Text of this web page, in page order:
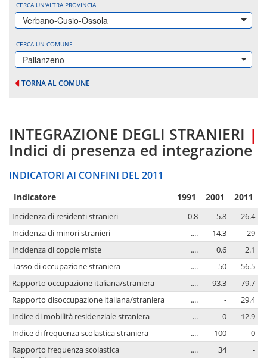
CERCA UN'ALTRA PROVINCIA
Verbano-Cusio-Ossola
CERCA UN COMUNE
Pallanzeno
TORNA AL COMUNE
INTEGRAZIONE DEGLI STRANIERI |
Indici di presenza ed integrazione
INDICATORI AI CONFINI DEL 2011
Indicatore 1991 2001 2011
Incidenza di residenti stranieri 0.8 5.8
26.4
Incidenza di minori stranieri
.... 14.3
29
Incidenza di coppie miste
.... 0.6
2.1
Tasso di occupazione straniera
.... 50
56.5
Rapporto occupazione italiana/straniera
.... 93.3
79.7
Rapporto disoccupazione italiana/straniera
.... -
29.4
Indice di mobilità residenziale straniera
... 0
12.9
Indice di frequenza scolastica straniera
.... 100
0
Rapporto frequenza scolastica
.... 34 -